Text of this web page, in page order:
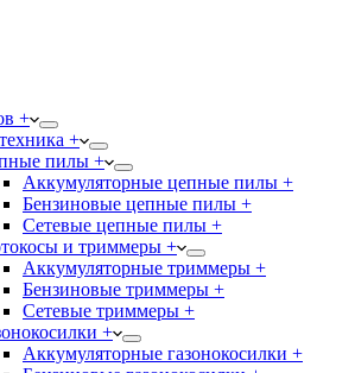
+
+
пилы +
Аккумуляторные цепные пилы +
Бензиновые цепные пилы +
Сетевые цепные пилы +
и триммеры +
Аккумуляторные триммеры +
Бензиновые триммеры +
Сетевые триммеры +
+
Аккумуляторные газонокосилки +